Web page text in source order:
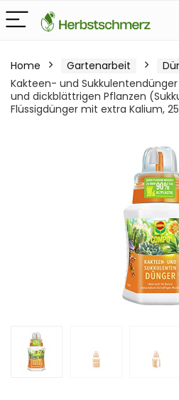
Home Gartenarbeit
Kakteen- und
und dickblättrigen Pflanzen
Flüssigdünger mit extra Kalium,